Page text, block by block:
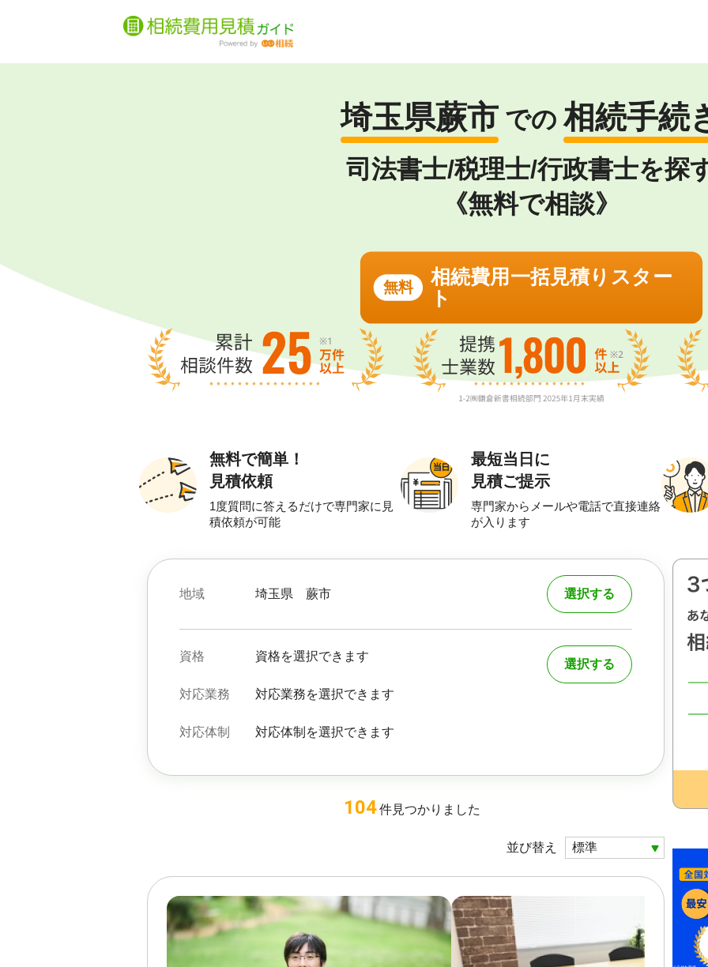
埼玉県蕨市 での 相続手続
司法書士/税理士/行政書士を探
《無料で相談》
無料
相続費用一括見積りスター
ト
無料で簡単！
見積依頼
1度質問に答えるだけで専門家に見
積依頼が可能
最短当日に
見積ご提示
専門家からメールや電話で直接連絡
が入ります
地域 埼玉県 蕨市 選択する
資格 資格を選択できます
対応業務 対応業務を選択できます
対応体制 対応体制を選択できます
選択する
104 件見つかりました
並び替え